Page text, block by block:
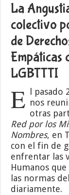
La
colectivo
de
Empáticas
LGBTTTI
E
l
nos
otras
Red por los
Nombres, en
con el fin de
enfrentar las
Humanos
las normas
diariamente.